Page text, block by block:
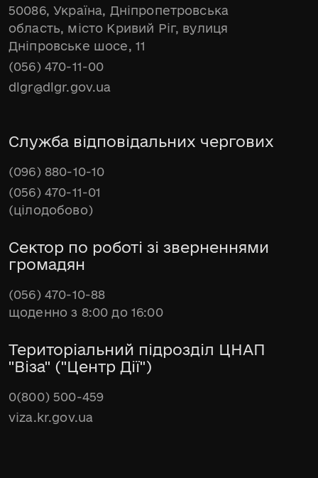
50086, Україна, Дніпропетровська
область, місто Кривий Ріг, вулиця
Дніпровське шосе, 11
(056) 470-11-00
dlgr@dlgr.gov.ua
Служба відповідальних чергових
(096) 880-10-10
(056) 470-11-01
(цілодобово)
Сектор по роботі зі зверненнями
громадян
(056) 470-10-88
щоденно з 8:00 до 16:00
Територіальний підрозділ ЦНАП
"Віза" ("Центр Дії")
0(800) 500-459
viza.kr.gov.ua